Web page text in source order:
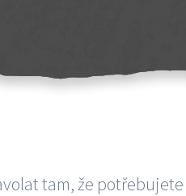
tam, že potřebujete